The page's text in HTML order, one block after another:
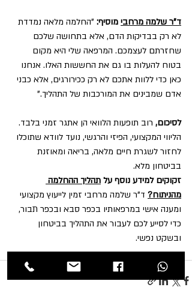
ד"ר שלמה מרחבי מוסיף: "החלמה מלאה נמדדת
לא רק בבדיקות הדם, אלא בתחושה שלכם
שחזרתם לעצמכם. המרפאה שלי היא מקום
בטוח להעלות בו גם את החששות האלו. אנחנו
כאן כדי ללוות אתכם לא רק ככירורגים, אלא כבני
אדם שמבינים את המורכבות של התהליך."
לסיכום, רוב תופעות הלוואי הן אתגר זמני בלבד.
הליווי המקצועי, הפיזי והרגשי, נועד לוודא שתוכלו
לחזור לשגרת חיים מלאה, בריאה ומאוזנת
בביטחון מלא.
זקוקים למידע נוסף על תהליך ההחלמה
מהניתוח? ד"ר שלמה מרחבי זמין לייעוץ מקצועי
ומענה אישי במרפאותיו בכפר סבא ובכפר תבור,
כדי לסייע לכם לעבור את התהליך בביטחון
ובשקט נפשי.